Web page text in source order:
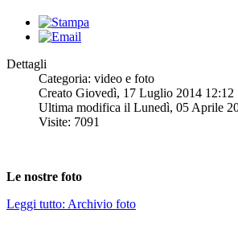
Dettagli
Categoria: video e foto
Creato Giovedì, 17 Luglio 2014 12:12
Ultima modifica il Lunedì, 05 Aprile
Visite: 7091
Le nostre foto
Leggi tutto: Archivio foto